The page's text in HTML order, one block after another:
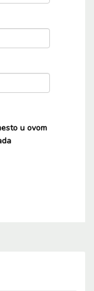
u ovom